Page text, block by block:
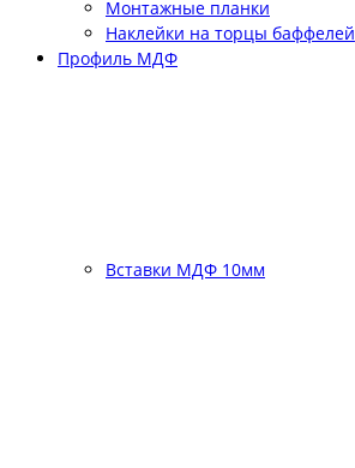
Монтажные планки
Наклейки на торцы баффелей
Профиль МДФ
Вставки МДФ 10мм